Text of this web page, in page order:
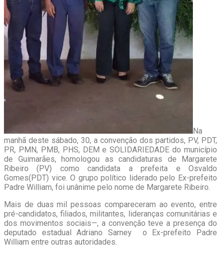
Na
manhã deste sábado, 30, a convenção dos partidos, PV, PDT,
PR, PMN, PMB, PHS, DEM e SOLIDARIEDADE do município
de Guimarães, homologou as candidaturas de Margarete
Ribeiro (PV) como candidata a prefeita e Osvaldo
Gomes(PDT) vice. O grupo político liderado pelo Ex-prefeito
Padre William, foi unânime pelo nome de Margarete Ribeiro.
Mais de duas mil pessoas compareceram ao evento, entre
pré-candidatos, filiados, militantes, lideranças comunitárias e
dos movimentos sociais—, a convenção teve a presença do
deputado estadual Adriano Sarney o Ex-prefeito Padre
William entre outras autoridades.